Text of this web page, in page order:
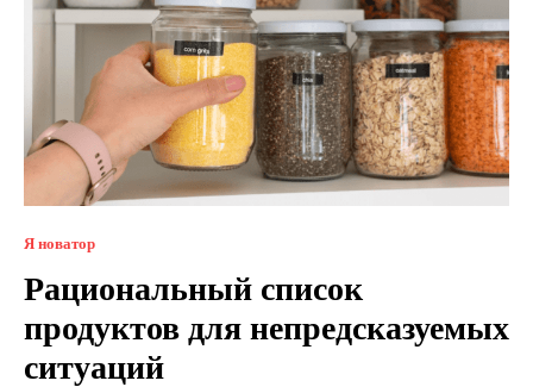
Я новатор
Рациональный список
продуктов для непредсказуемых
ситуаций